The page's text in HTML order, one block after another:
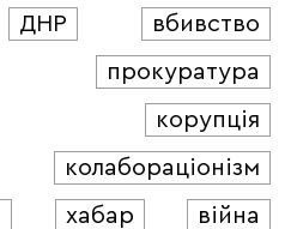
ДНР
вбивство
прокуратура
корупція
колабораціонізм
хабар війна